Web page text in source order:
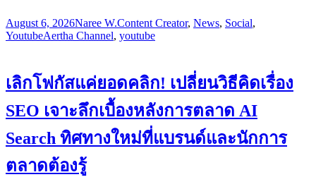
August 6, 2026Naree W.Content Creator, News, Social,
YoutubeAertha Channel, youtube
เลิกโฟกัสแค่ยอดคลิก! เปลี่ยนวิธีคิดเรื่อง
SEO เจาะลึกเบื้องหลังการตลาด AI
Search ทิศทางใหม่ที่แบรนด์และนักการ
ตลาดต้องรู้